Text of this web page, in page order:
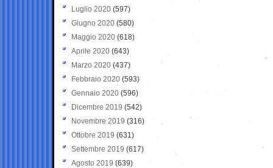
Luglio 2020 (597)
Giugno 2020 (580)
Maggio 2020 (618)
Aprile 2020 (643)
Marzo 2020 (437)
Febbraio 2020 (593)
Gennaio 2020 (596)
Dicembre 2019 (542)
Novembre 2019 (316)
Ottobre 2019 (631)
Settembre 2019 (617)
Agosto 2019 (639)